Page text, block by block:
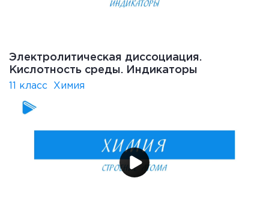
Электролитическая диссоциация.
Кислотность среды. Индикаторы
11 класс Химия